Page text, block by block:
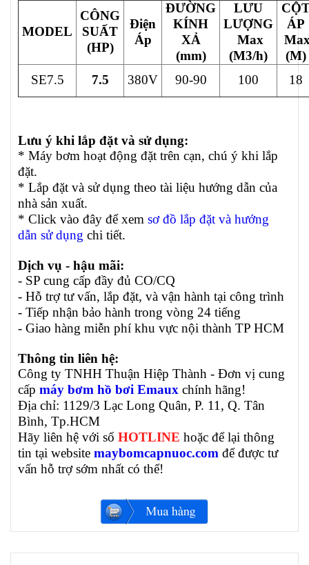
MODEL
CÔNG
SUẤT
(HP)
Điện
Áp
ĐƯỜNG
KÍNH
XẢ
(mm)
LƯU
LƯỢNG
Max
(M3/h)
ÁP
(M)
SE7.5
7.5 380V 90-90 100 18
Lưu ý khi lắp đặt và sử dụng:
* Máy bơm hoạt động đặt trên cạn, chú ý khi lắp
đặt.
* Lắp đặt và sử dụng theo tài liệu hướng dẫn của
nhà sản xuất.
* Click vào đây để xem sơ đồ lắp đặt và hướng
dẫn sử dụng chi tiết.
Dịch vụ - hậu mãi:
- SP cung cấp đầy đủ CO/CQ
- Hỗ trợ tư vấn, lắp đặt, và vận hành tại công trình
- Tiếp nhận bảo hành trong vòng 24 tiếng
- Giao hàng miễn phí khu vực nội thành TP HCM
Thông tin liên hệ:
Công ty TNHH Thuận Hiệp Thành - Đơn vị cung
cấp máy bơm hồ bơi Emaux chính hãng!
Địa chỉ: 1129/3 Lạc Long Quân, P. 11, Q. Tân
Bình, Tp.HCM
Hãy liên hệ với số HOTLINE hoặc để lại thông
tin tại website maybomcapnuoc.com để được tư
vấn hỗ trợ sớm nhất có thể!